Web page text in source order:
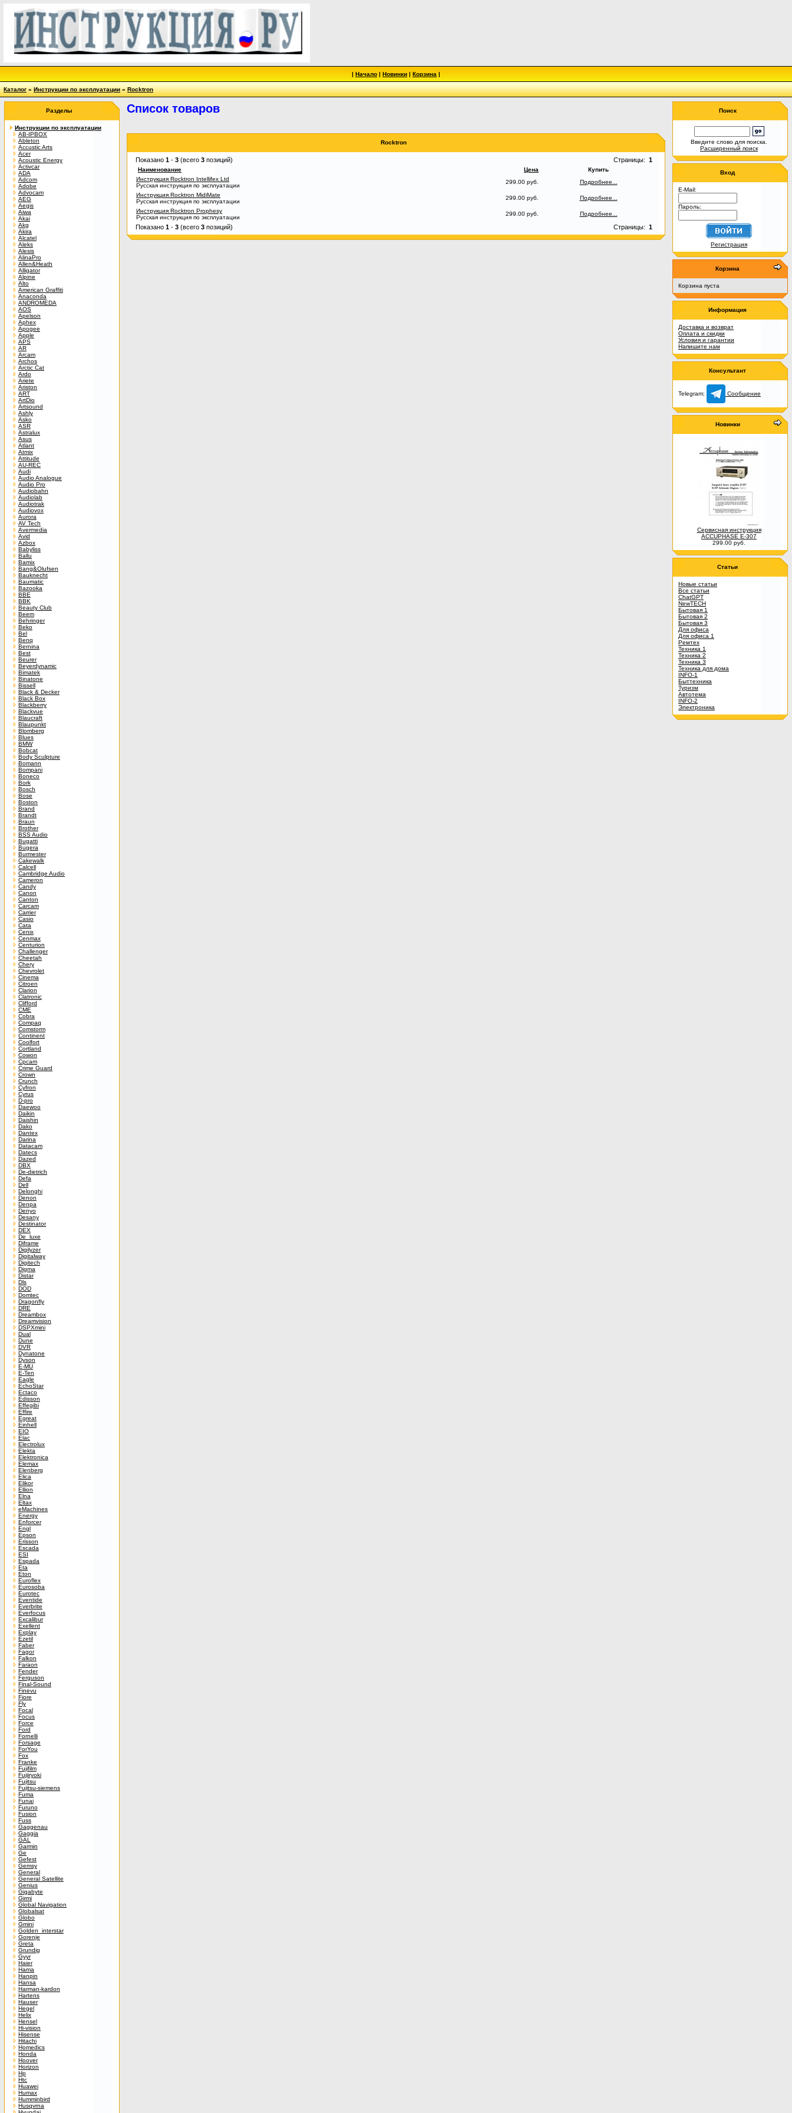
| Начало | Новинки | Корзина |
Каталог»Инструкции по эксплуатации»Rocktron
Разделы
Инструкции по эксплуатации
AB-IPBOX
Ableton
Accustic Arts
Acer
Acoustic Energy
Activcar
ADA
Adcom
Adobe
Advocam
AEG
Aegis
Aiwa
Akai
Akg
Akira
Alcatel
Aleks
Alesis
AlinaPro
Allen&Heath
Alligator
Alpine
Alto
American Graffiti
Anaconda
ANDROMEDA
AOS
Apelson
Aphex
Apogee
Apple
APS
AR
Arcam
Archos
Arctic Cat
Ardo
Ariete
Ariston
ART
ArtDio
Artsound
Ashly
Asko
ASR
Astralux
Asus
Atlant
Atmix
Attitude
AU-REC
Audi
Audio Analogue
Audio Pro
Audiobahn
Audiolab
Audiotrak
Audiovox
Aurora
AV Tech
Avermedia
Avid
Azbox
Babyliss
Ballu
Bamix
Bang&Olufsen
Bauknecht
Baumatic
Bazooka
BBE
BBK
Beauty Club
Beem
Behringer
Beko
Bel
Benq
Bernina
Best
Beurer
Beyerdynamic
Bimatek
Binatone
Bissell
Black & Decker
Black Box
Blackberry
Blackvue
Blaucraft
Blaupunkt
Blomberg
Blues
BMW
Bobcat
Body Sculpture
Bomann
Bompani
Boneco
Bork
Bosch
Bose
Boston
Brand
Brandt
Braun
Brother
BSS Audio
Bugatti
Bugera
Burmester
Cakewalk
Calcell
Cambridge Audio
Cameron
Candy
Canon
Canton
Carcam
Carrier
Casio
Cata
Cenix
Cenmax
Centurion
Challenger
Cheetah
Chery
Chevrolet
Cinema
Citroen
Clarion
Clatronic
Clifford
CME
Cobra
Compaq
Comstorm
Continent
Coolfort
Cortland
Cowon
Cpcam
Crime Guard
Crown
Crunch
Cyfron
Cyrus
D-pro
Daewoo
Daikin
Daishin
Dako
Dantex
Darina
Datacam
Datecs
Dazed
DBX
De-dietrich
Defa
Dell
Delonghi
Denon
Denpa
Denyo
Desany
Destinator
DEX
De_luxe
Diframe
Digilyzer
Digitalway
Digitech
Digma
Distar
Dls
DOD
Domtec
Dragonfly
DRE
Dreambox
Dreamvision
DSPXmini
Dual
Dune
DVR
Dynatone
Dyson
E-MU
E-Ten
Eagle
EchoStar
Ectaco
Edisson
Effegibi
Effire
Egreat
Einhell
EIO
Elac
Electrolux
Elekta
Elektronica
Elemax
Elenberg
Elica
Elikor
Ellion
Elna
Eltax
eMachines
Energy
Enforcer
Engl
Epson
Erisson
Escada
ESI
Espada
Eta
Eton
Euroflex
Eurosoba
Eurotec
Eventide
Everbrite
Everfocus
Excalibur
Exellent
Explay
Ezetil
Faber
Fagor
Falkon
Faraon
Fender
Ferguson
Final-Sound
Finevu
Fiore
Fly
Focal
Focus
Force
Ford
Fornelli
Forsage
ForYou
Fox
Franke
Fujifilm
Fujiiryoki
Fujitsu
Fujitsu-siemens
Fuma
Funai
Furuno
Fusion
Fuss
Gaggenau
Gaggia
GAL
Garmin
Ge
Gefest
Gemsy
General
General Satellite
Genius
Gigabyte
Girmi
Global Navigation
Globalsat
Globo
Gmini
Golden_interstar
Gorenje
Greta
Grundig
Gyyr
Haier
Hama
Hanpin
Hansa
Harman-kardon
Hartens
Hauser
Hegel
Helix
Hensel
Hi-vision
Hisense
Hitachi
Homedics
Honda
Hoover
Horizon
Hp
Htc
Huawei
Humax
Humminbird
Husqvrna
Список товаров
Rocktron
Показано 1 - 3 (всего 3 позиций) Страницы: 1
Наименование Цена
Купить
Инструкция Rocktron Intellifex Ltd
Русская инструкция по эксплуатации
299.00 руб.
Подробнее...
Инструкция Rocktron MidiMate
Русская инструкция по эксплуатации
299.00 руб.
Подробнее...
Инструкция Rocktron Prophesy
Русская инструкция по эксплуатации
299.00 руб. Подробнее...
Показано 1 - 3 (всего 3 позиций) Страницы: 1
Поиск
Введите слово для поиска.
Расширенный поиск
Вход
E-Mail:
Пароль:
Регистрация
Корзина
Корзина пуста
Информация
Доставка и возврат
Оплата и скидки
Условия и гарантии
Напишите нам
Консультант
Telegram: Сообщение
Новинки
Сервисная инструкция
ACCUPHASE E-307
299.00 руб.
Статьи
Новые статьи
Все статьи
ChatGPT
NewTECH
Бытовая 1
Бытовая 2
Бытовая 3
Для офиса
Для офиса 1
Ремтех
Техника 1
Техника 2
Техника 3
Техника для дома
INFO-1
Быттехника
Туризм
Автотема
INFO-2
Электроника